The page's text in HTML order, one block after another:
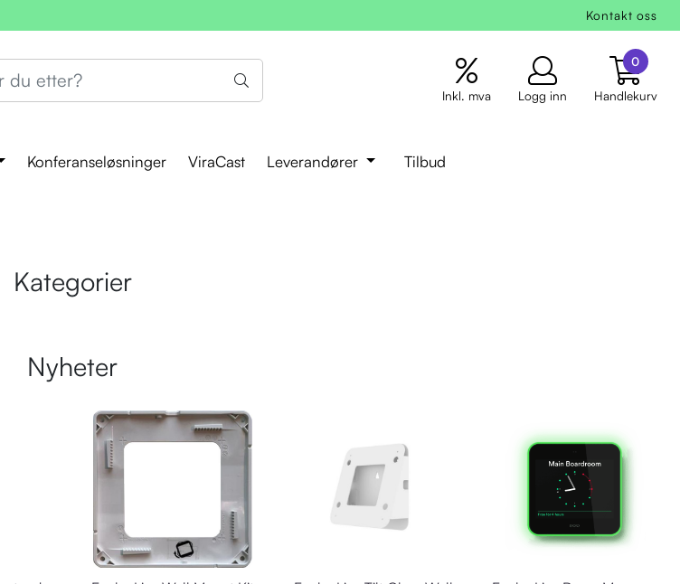
Kontakt oss
Inkl. mva Logg inn
0
Handlekurv
Konferanseløsninger ViraCast Leverandører Tilbud
Kategorier
Nyheter